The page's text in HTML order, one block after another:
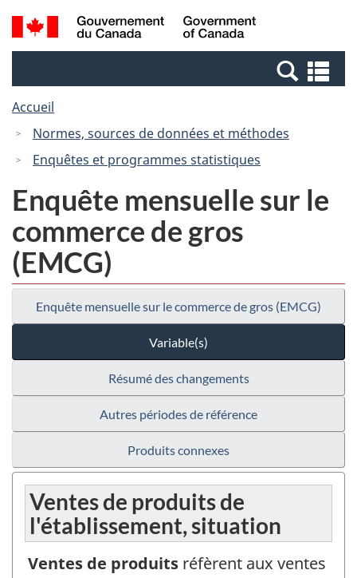
Passer
au
Passer
au
Passer
à
Canada
Recherche
et
et
Accueil
Normes, sources de données et méthodes
Enquêtes et programmes statistiques
Enquête mensuelle sur le
commerce de gros
(EMCG)
Enquête mensuelle sur le commerce de gros (EMCG)
Variable(s)
Résumé des changements
Autres périodes de référence
Produits connexes
Ventes de produits de
l'établissement, situation
Ventes de produits réfèrent aux ventes